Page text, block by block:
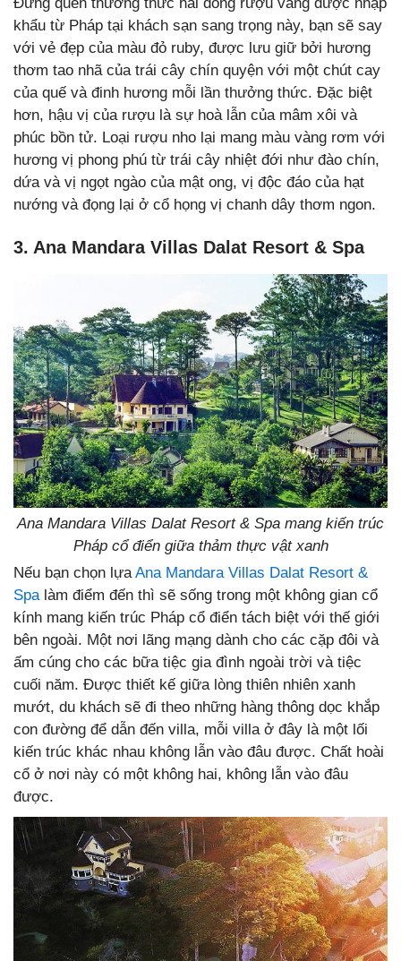
khẩu từ Pháp tại khách sạn sang trọng này, bạn sẽ say
với vẻ đẹp của màu đỏ ruby, được lưu giữ bởi hương
thơm tao nhã của trái cây chín quyện với một chút cay
của quế và đinh hương mỗi lần thưởng thức. Đặc biệt
hơn, hậu vị của rượu là sự hoà lẫn của mâm xôi và
phúc bồn tử. Loại rượu nho lại mang màu vàng rơm với
hương vị phong phú từ trái cây nhiệt đới như đào chín,
dứa và vị ngọt ngào của mật ong, vị độc đáo của hạt
nướng và đọng lại ở cổ họng vị chanh dây thơm ngon.
3. Ana Mandara Villas Dalat Resort & Spa
Ana Mandara Villas Dalat Resort & Spa mang kiến trúc
Pháp cổ điển giữa thảm thực vật xanh
Nếu bạn chọn lựaAna Mandara Villas Dalat Resort &
Spalàm điểm đến thì sẽ sống trong một không gian cổ
kính mang kiến trúc Pháp cổ điển tách biệt với thế giới
bên ngoài. Một nơi lãng mạng dành cho các cặp đôi và
ấm cúng cho các bữa tiệc gia đình ngoài trời và tiệc
cuối năm. Được thiết kế giữa lòng thiên nhiên xanh
mướt, du khách sẽ đi theo những hàng thông dọc khắp
con đường để dẫn đến villa, mỗi villa ở đây là một lối
kiến trúc khác nhau không lẫn vào đâu được. Chất hoài
cổ ở nơi này có một không hai, không lẫn vào đâu
được.